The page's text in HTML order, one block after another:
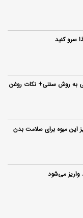
سرو کنید
به روش سنتی+ نکات روغن